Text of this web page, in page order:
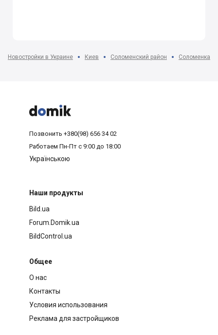
Новостройки в Украине Киев Соломенский район Соломенка



Позвонить +380(98) 656 34 02
Работаем Пн-Пт с 9:00 до 18:00
Українською
Наши продукты
Bild.ua
Forum.Domik.ua
BildControl.ua
Общее
О нас
Контакты
Условия использования
Реклама для застройщиков